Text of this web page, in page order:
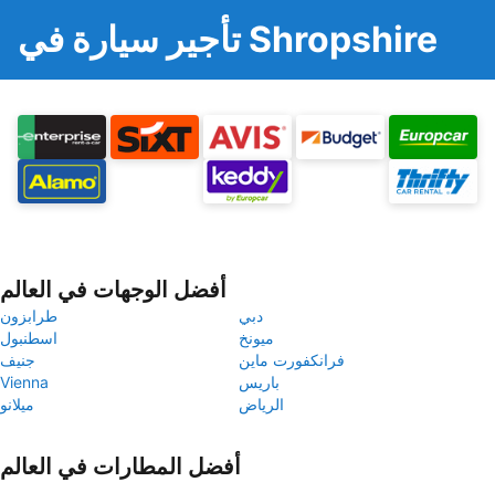
تأجير سيارة في Shropshire
أفضل الوجهات في العالم
طرابزون
دبي
اسطنبول
ميونخ
جنيف
فرانكفورت ماين
Vienna
باريس
ميلانو
الرياض
أفضل المطارات في العالم